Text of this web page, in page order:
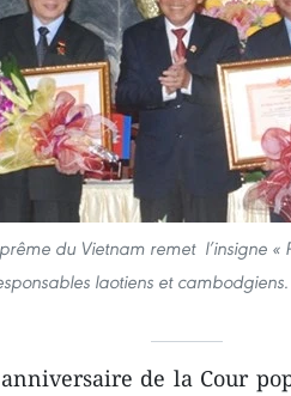
du Vietnam remet l’insigne «
laotiens et
anniversaire de la Cour